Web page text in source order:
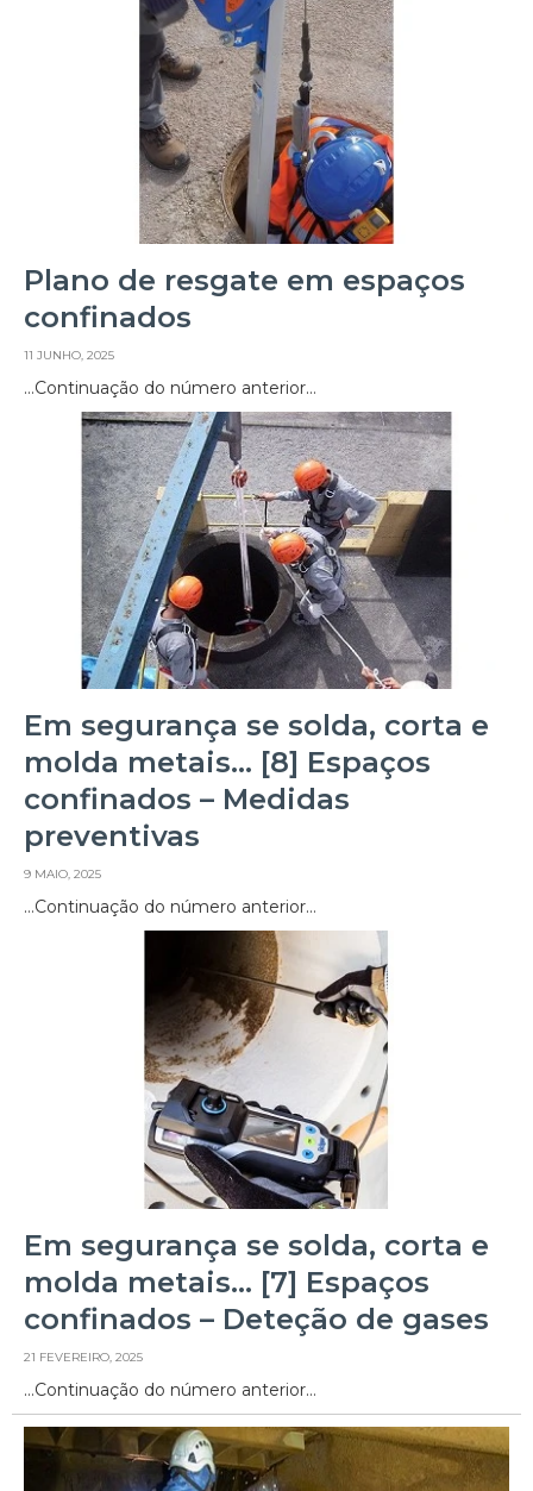
Plano de resgate em espaços
confinados
11 JUNHO, 2025
…Continuação do número anterior…
Em segurança se solda, corta e
molda metais… [8] Espaços
confinados – Medidas
preventivas
9 MAIO, 2025
…Continuação do número anterior…
Em segurança se solda, corta e
molda metais… [7] Espaços
confinados – Deteção de gases
21 FEVEREIRO, 2025
…Continuação do número anterior…